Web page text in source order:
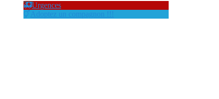
Urgences
Adoptez un compagnon !!!